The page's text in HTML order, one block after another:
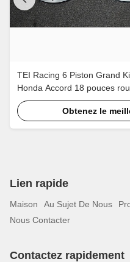
TEI Racing 6 Piston Grand
Honda Accord 18 pouces
Obtenez le
Lien rapide
Maison Au Sujet De Nous
Nous Contacter
Contactez rapidement